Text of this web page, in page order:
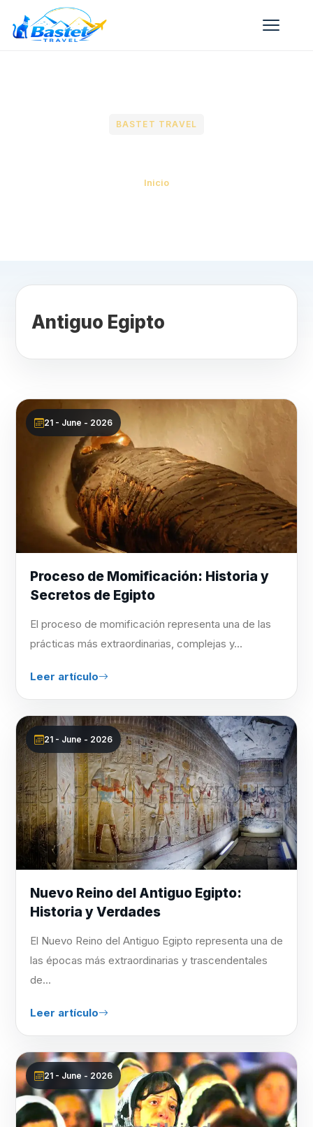
BASTET TRAVEL
Inicio
Antiguo Egipto
21 - June - 2026
Proceso de Momificación: Historia y
Secretos de Egipto
El proceso de momificación representa una de las
prácticas más extraordinarias, complejas y...
Leer artículo
21 - June - 2026
Nuevo Reino del Antiguo Egipto:
Historia y Verdades
El Nuevo Reino del Antiguo Egipto representa una de
las épocas más extraordinarias y trascendentales
de...
Leer artículo
21 - June - 2026